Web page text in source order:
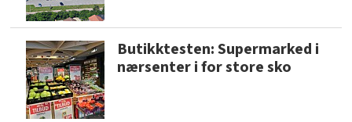
Butikktesten: Supermarked i
nærsenter i for store sko